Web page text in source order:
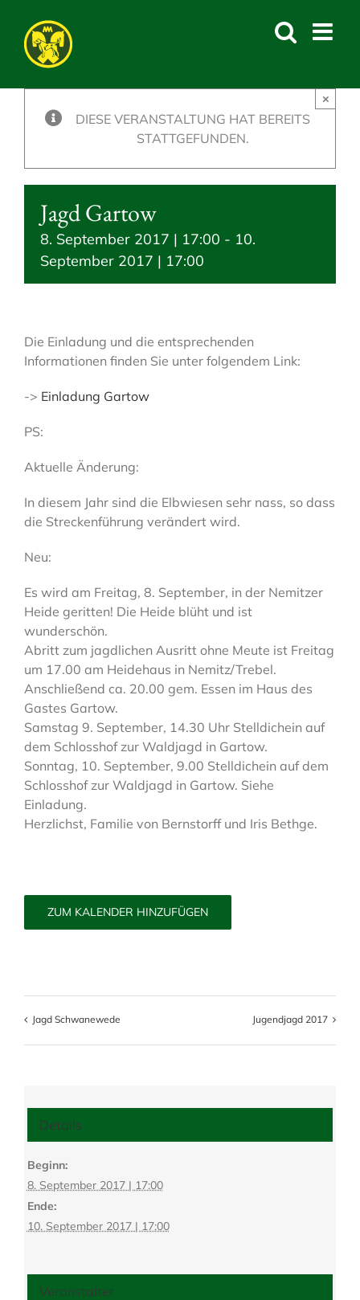
content
DIESE VERANSTALTUNG HAT BEREITS
STATTGEFUNDEN.
×
Jagd Gartow
8. September 2017 | 17:00 - 10.
September 2017 | 17:00
Die Einladung und die entsprechenden
Informationen finden Sie unter folgendem Link:
-> Einladung Gartow
PS:
Aktuelle Änderung:
In diesem Jahr sind die Elbwiesen sehr nass, so dass
die Streckenführung verändert wird.
Neu:
Es wird am Freitag, 8. September, in der Nemitzer
Heide geritten! Die Heide blüht und ist
wunderschön.
Abritt zum jagdlichen Ausritt ohne Meute ist Freitag
um 17.00 am Heidehaus in Nemitz/Trebel.
Anschließend ca. 20.00 gem. Essen im Haus des
Gastes Gartow.
Samstag 9. September, 14.30 Uhr Stelldichein auf
dem Schlosshof zur Waldjagd in Gartow.
Sonntag, 10. September, 9.00 Stelldichein auf dem
Schlosshof zur Waldjagd in Gartow. Siehe
Einladung.
Herzlichst, Familie von Bernstorff und Iris Bethge.
ZUM KALENDER HINZUFÜGEN
Jagd Schwanewede Jugendjagd 2017
Details
Beginn:
8. September 2017 | 17:00
Ende:
10. September 2017 | 17:00
Veranstalter